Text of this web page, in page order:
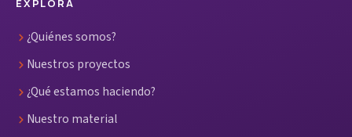
EXPLORA
¿Quiénes somos?
Nuestros proyectos
¿Qué estamos haciendo?
Nuestro material